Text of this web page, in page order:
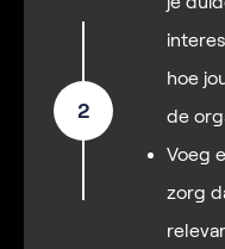
2
hoe
de
Voeg
zorg